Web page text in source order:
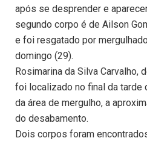
após se desprender e
segundo corpo é de Ailson
e foi resgatado por
domingo (29).
Rosimarina da Silva Carvalho,
foi localizado no final da tarde
da área de mergulho, a
do desabamento.
Dois corpos foram